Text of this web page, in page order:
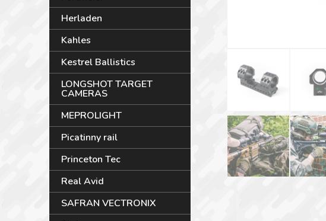
Herladen
Kahles
Kestrel Ballistics
LONGSHOT TARGET
CAMERAS
MEPROLIGHT
Picatinny rail
Princeton Tec
Real Avid
SAFRAN VECTRONIX